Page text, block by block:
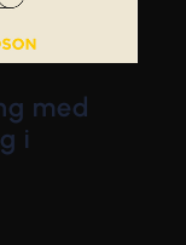
med
i